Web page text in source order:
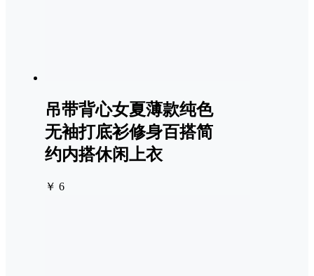
吊带背心女夏薄款纯色
无袖打底衫修身百搭简
约内搭休闲上衣
￥ 6